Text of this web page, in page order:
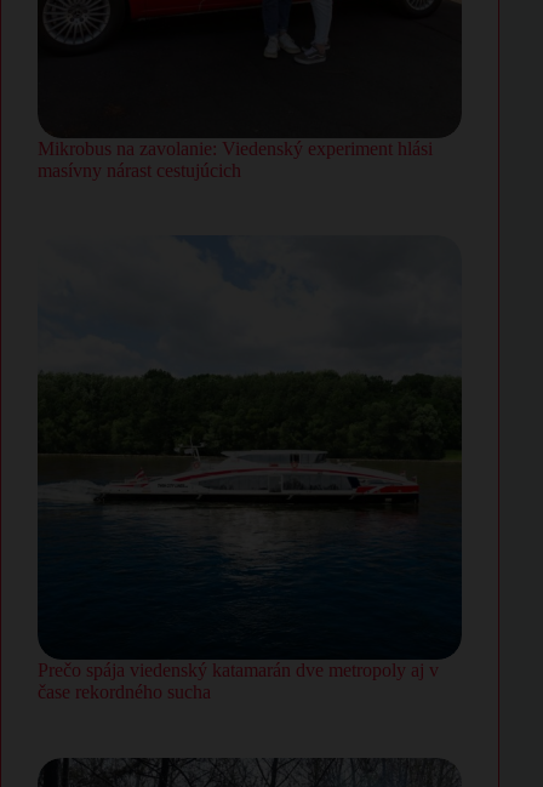
Mikrobus na zavolanie: Viedenský experiment hlási
masívny nárast cestujúcich
Prečo spája viedenský katamarán dve metropoly aj v
čase rekordného sucha